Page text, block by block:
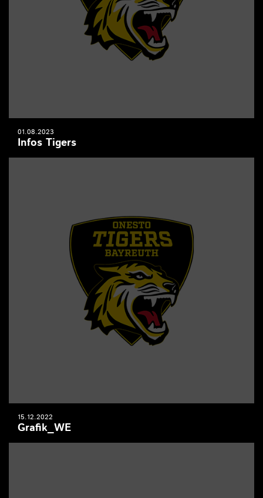
01.08.2023
Infos Tigers
15.12.2022
Grafik_WE